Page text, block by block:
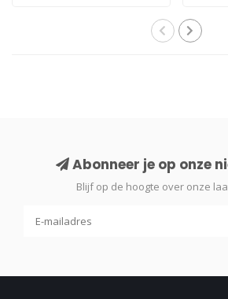
Abonneer je op onze
Blijf op de hoogte over onze